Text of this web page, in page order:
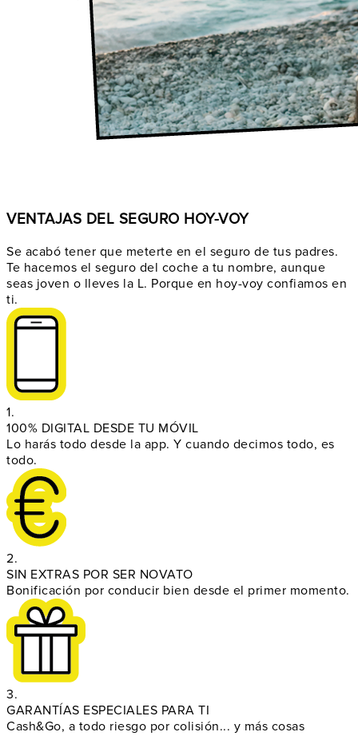
VENTAJAS DEL SEGURO HOY-VOY
Se acabó tener que meterte en el seguro de tus padres.
Te hacemos el seguro del coche a tu nombre, aunque
seas joven o lleves la L. Porque en hoy-voy confiamos en
ti.
1.
100% DIGITAL DESDE TU MÓVIL
Lo harás todo desde la app. Y cuando decimos todo, es
todo.
2.
SIN EXTRAS POR SER NOVATO
Bonificación por conducir bien desde el primer momento.
3.
GARANTÍAS ESPECIALES PARA TI
Cash&Go, a todo riesgo por colisión... y más cosas